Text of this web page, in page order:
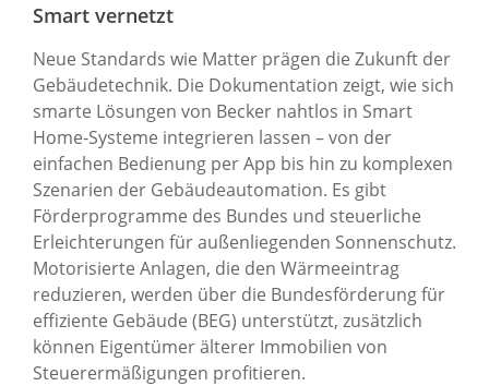
Smart vernetzt
Neue Standards wie Matter prägen die Zukunft der
Gebäudetechnik. Die Dokumentation zeigt, wie sich
smarte Lösungen von Becker nahtlos in Smart
Home-Systeme integrieren lassen – von der
einfachen Bedienung per App bis hin zu komplexen
Szenarien der Gebäudeautomation. Es gibt
Förderprogramme des Bundes und steuerliche
Erleichterungen für außenliegenden Sonnenschutz.
Motorisierte Anlagen, die den Wärmeeintrag
reduzieren, werden über die Bundesförderung für
effiziente Gebäude (BEG) unterstützt, zusätzlich
können Eigentümer älterer Immobilien von
Steuerermäßigungen profitieren.